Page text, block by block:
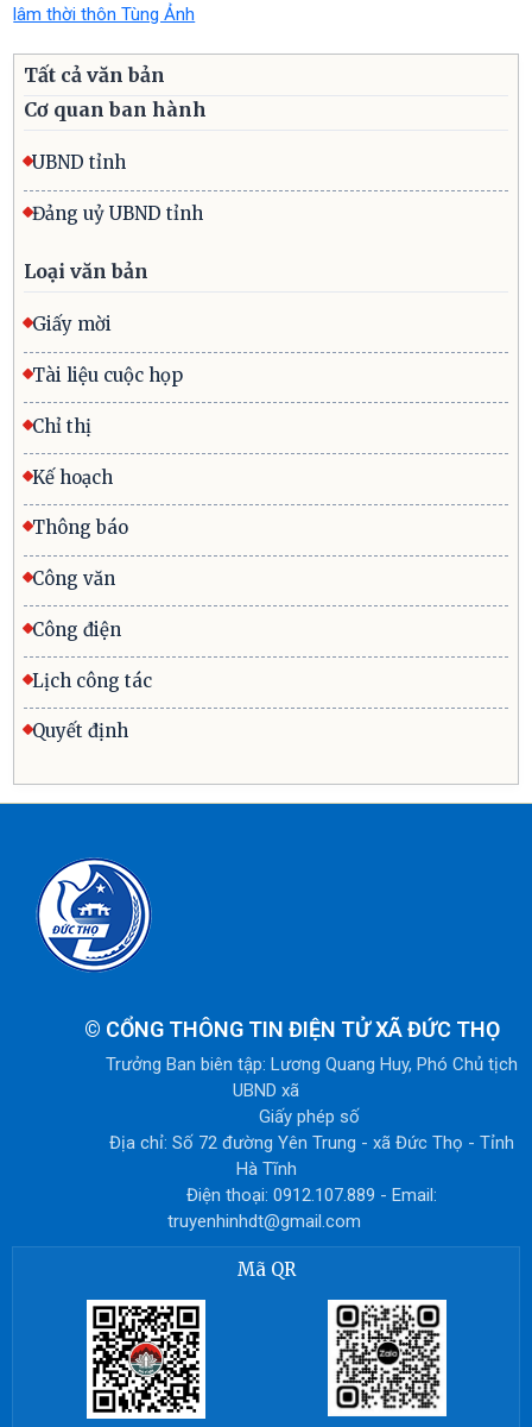
lâm thời thôn Tùng Ảnh
Tất cả văn bản
Cơ quan ban hành
UBND tỉnh
Đảng uỷ UBND tỉnh
Loại văn bản
Giấy mời
Tài liệu cuộc họp
Chỉ thị
Kế hoạch
Thông báo
Công văn
Công điện
Lịch công tác
Quyết định
© CỔNG THÔNG TIN ĐIỆN TỬ XÃ ĐỨC THỌ
Trưởng Ban biên tập: Lương Quang Huy, Phó Chủ tịch
UBND xã
Giấy phép số
Địa chỉ: Số 72 đường Yên Trung - xã Đức Thọ - Tỉnh
Hà Tĩnh
Điện thoại: 0912.107.889 - Email:
truyenhinhdt@gmail.com
Mã QR